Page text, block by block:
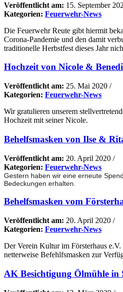
Veröffentlicht am: 15. September
Kategorien: Feuerwehr-News
Die Feuerwehr Reute gibt hiermit
Corona-Pandemie und den damit
traditionelle Herbstfest dieses Jahr
Hochzeit von Nicole &
Veröffentlicht am: 25. Mai 2020 /
Kategorien: Feuerwehr-News
Wir gratulieren unserem
Hochzeit mit seiner Nicole.
Behelfsmasken von Ilse &
Veröffentlicht am: 20. April 2020 /
Kategorien: Feuerwehr-News
Gestern haben wir eine erneute
Bedeckungen erhalten.
Behelfsmasken vom
Veröffentlicht am: 20. April 2020 /
Kategorien: Feuerwehr-News
Der Verein Kultur im Försterhaus
netterweise Befehlfsmasken zur
AK Besichtigung Ölmühle in